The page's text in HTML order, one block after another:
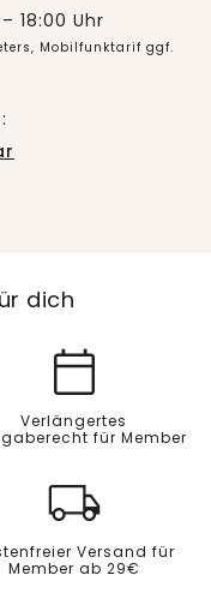
18:00 Uhr
Mobilfunktarif ggf.
dich
Verlängertes
für Member
Versand für
Member ab 29€